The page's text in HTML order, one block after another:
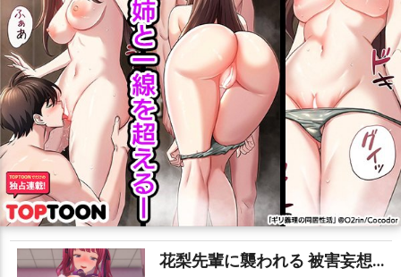
花梨先輩に襲われる 被害妄想携帯女子（笑）